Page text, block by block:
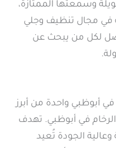
وسمعتها الممتازة،
في مجال تنظيف وجلي
لكل من يبحث عن
أبوظبي واحدة من أبرز
في أبوظبي. تهدف
الجودة تُعيد